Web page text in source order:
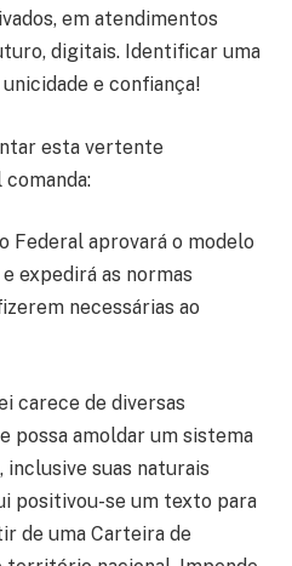
em atendimentos
digitais. Identificar uma
e confiança!
esta vertente
Federal aprovará o modelo
expedirá as normas
necessárias ao
carece de diversas
possa amoldar um sistema
suas naturais
positivou-se um texto para
de uma Carteira de